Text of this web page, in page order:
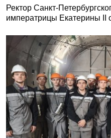
Ректор Санкт-
императрицы Екатерины II